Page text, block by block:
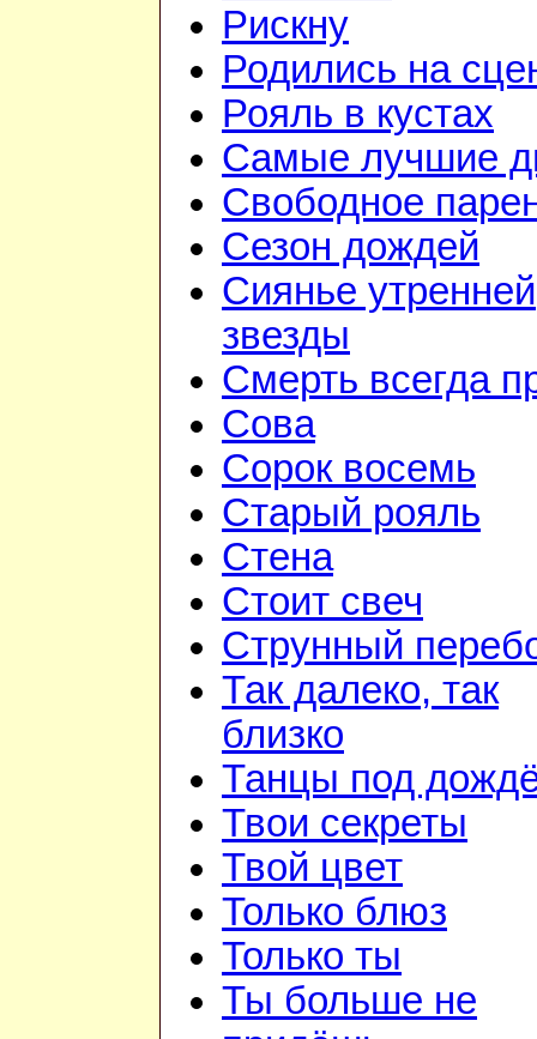
Рискну
Родились на
Рояль в кустах
Самые лучшие
Свободное
Сезон дождей
Сиянье утренней
звезды
Смерть всегда
Сова
Сорок восемь
Старый рояль
Стена
Стоит свеч
Струнный
Так далеко, так
близко
Танцы под
Твои секреты
Твой цвет
Только блюз
Только ты
Ты больше не